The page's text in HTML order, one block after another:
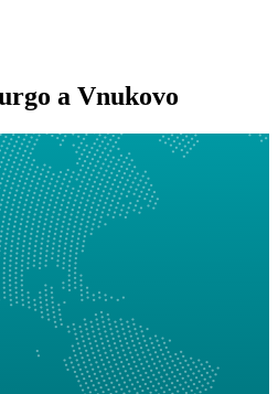
a Vnukovo